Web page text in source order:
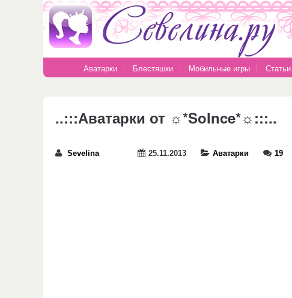
Аватарки Блестяшки Мобильные игры Статьи
..:::Аватарки от ☼*Solnce*☼:::..
Sevelina 25.11.2013 Аватарки 19